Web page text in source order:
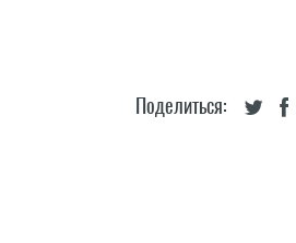
Поделиться: